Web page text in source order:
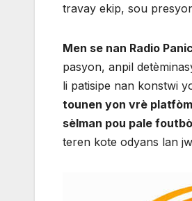
travay ekip, sou
Men se nan Radio
pasyon, anpil
li patisipe nan konstwi
tounen yon vrè
sèlman pou pale
teren kote odyans lan